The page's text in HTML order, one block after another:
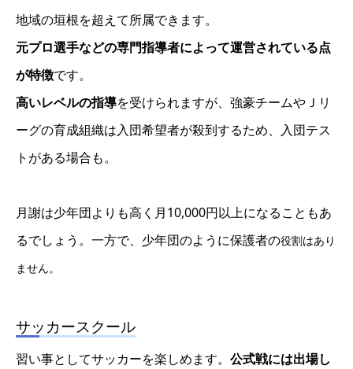
地域の垣根を超えて所属できます。
元プロ選手などの専門指導者によって運営されている点
が特徴です。
高いレベルの指導を受けられますが、強豪チームやＪリ
ーグの育成組織は入団希望者が殺到するため、入団テス
トがある場合も。
月謝は少年団よりも高く月10,000円以上になることもあ
るでしょう。一方で、少年団のように保護者の役割はあり
ません。
サッカースクール
習い事としてサッカーを楽しめます。 公式戦には出場し